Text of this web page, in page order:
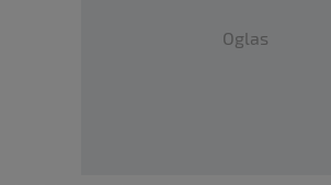
Oglas